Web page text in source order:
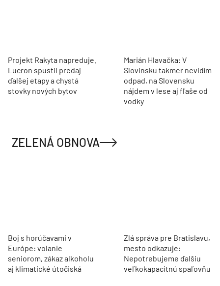
Projekt Rakyta napreduje.
Lucron spustil predaj
ďalšej etapy a chystá
stovky nových bytov
Marián Hlavačka: V
Slovinsku takmer nevidím
odpad, na Slovensku
nájdem v lese aj fľaše od
vodky
ZELENÁ OBNOVA
Boj s horúčavami v
Európe: volanie
seniorom, zákaz alkoholu
aj klimatické útočiská
Zlá správa pre Bratislavu,
mesto odkazuje:
Nepotrebujeme ďalšiu
veľkokapacitnú spaľovňu